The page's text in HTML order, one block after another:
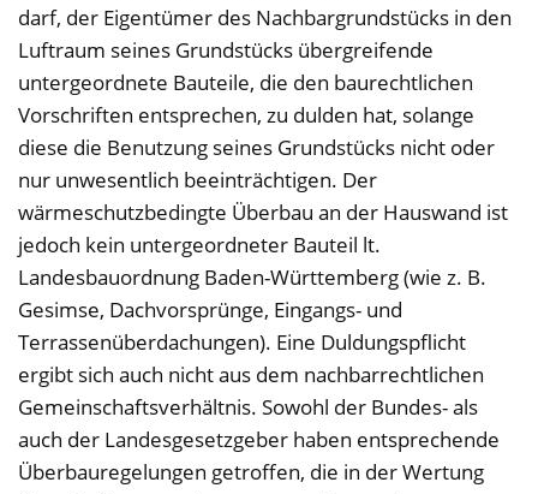
darf, der Eigentümer des Nachbargrundstücks in den
Luftraum seines Grundstücks übergreifende
untergeordnete Bauteile, die den baurechtlichen
Vorschriften entsprechen, zu dulden hat, solange
diese die Benutzung seines Grundstücks nicht oder
nur unwesentlich beeinträchtigen. Der
wärmeschutzbedingte Überbau an der Hauswand ist
jedoch kein untergeordneter Bauteil lt.
Landesbauordnung Baden-Württemberg (wie z. B.
Gesimse, Dachvorsprünge, Eingangs- und
Terrassenüberdachungen). Eine Duldungspflicht
ergibt sich auch nicht aus dem nachbarrechtlichen
Gemeinschaftsverhältnis. Sowohl der Bundes- als
auch der Landesgesetzgeber haben entsprechende
Überbauregelungen getroffen, die in der Wertung